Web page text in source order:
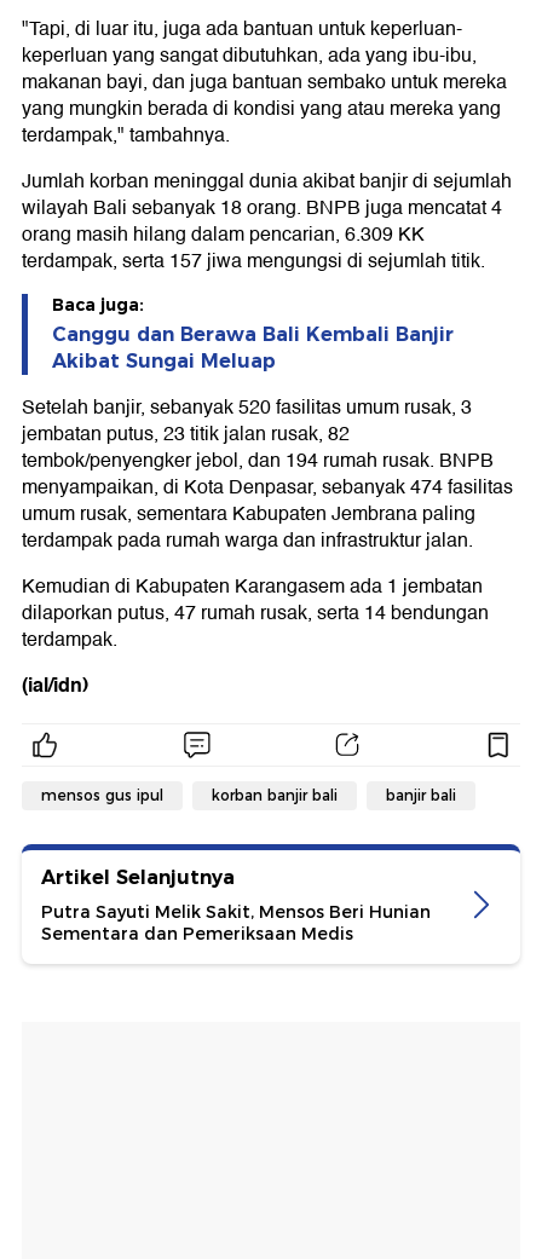
"Tapi, di luar itu, juga ada bantuan untuk keperluan-
keperluan yang sangat dibutuhkan, ada yang ibu-ibu,
makanan bayi, dan juga bantuan sembako untuk mereka
yang mungkin berada di kondisi yang atau mereka yang
terdampak," tambahnya.
Jumlah korban meninggal dunia akibat banjir di sejumlah
wilayah Bali sebanyak 18 orang. BNPB juga mencatat 4
orang masih hilang dalam pencarian, 6.309 KK
terdampak, serta 157 jiwa mengungsi di sejumlah titik.
Baca juga:
Canggu dan Berawa Bali Kembali Banjir
Akibat Sungai Meluap
Setelah banjir, sebanyak 520 fasilitas umum rusak, 3
jembatan putus, 23 titik jalan rusak, 82
tembok/penyengker jebol, dan 194 rumah rusak. BNPB
menyampaikan, di Kota Denpasar, sebanyak 474 fasilitas
umum rusak, sementara Kabupaten Jembrana paling
terdampak pada rumah warga dan infrastruktur jalan.
Kemudian di Kabupaten Karangasem ada 1 jembatan
dilaporkan putus, 47 rumah rusak, serta 14 bendungan
terdampak.
(ial/idn)
mensos gus ipul korban banjir bali banjir bali
Artikel Selanjutnya
Putra Sayuti Melik Sakit, Mensos Beri Hunian
Sementara dan Pemeriksaan Medis